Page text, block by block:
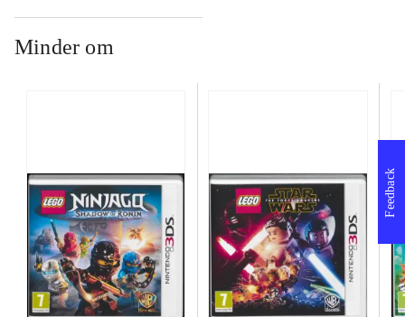
Minder om
Feedback